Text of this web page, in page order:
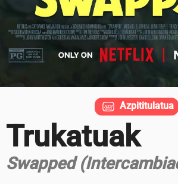
Trukatuak
Swapped
Azpititulatua